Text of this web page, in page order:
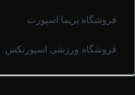
فروشگاه پریما اسپورت
فروشگاه ورزشی اسپورتکس